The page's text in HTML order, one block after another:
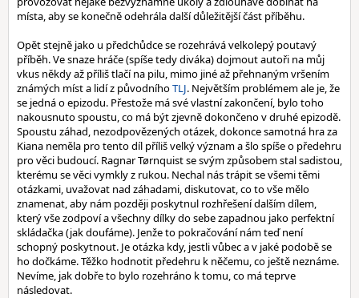
místa, aby se konečně odehrála další důležitější část příběhu.
Opět stejně jako u předchůdce se rozehrává velkolepý poutavý
příběh. Ve snaze hráče (spíše tedy diváka) dojmout autoři na můj
vkus někdy až příliš tlačí na pilu, mimo jiné až přehnaným vršením
známých míst a lidí z původníhoTLJ. Největším problémem ale je, že
se jedná o epizodu. Přestože má své vlastní zakončení, bylo toho
nakousnuto spoustu, co má být zjevně dokončeno v druhé epizodě.
Spoustu záhad, nezodpovězených otázek, dokonce samotná hra za
Kiana neměla pro tento díl příliš velký význam a šlo spíše o předehru
pro věci budoucí. Ragnar Tørnquist se svým způsobem stal sadistou,
kterému se věci vymkly z rukou. Nechal nás trápit se všemi těmi
otázkami, uvažovat nad záhadami, diskutovat, co to vše mělo
znamenat, aby nám později poskytnul rozhřešení dalším dílem,
který vše zodpoví a všechny dílky do sebe zapadnou jako perfektní
skládačka (jak doufáme). Jenže to pokračování nám teď není
schopný poskytnout. Je otázka kdy, jestli vůbec a v jaké podobě se
ho dočkáme. Těžko hodnotit předehru k něčemu, co ještě neznáme.
Nevíme, jak dobře to bylo rozehráno k tomu, co má teprve
následovat.